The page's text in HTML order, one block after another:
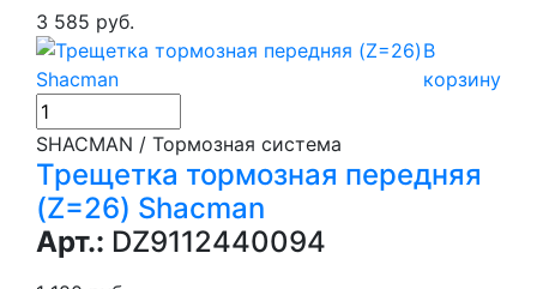
3 585 руб.
В
корзину
SHACMAN / Тормозная система
Трещетка тормозная передняя
(Z=26) Shacman
Арт.: DZ9112440094